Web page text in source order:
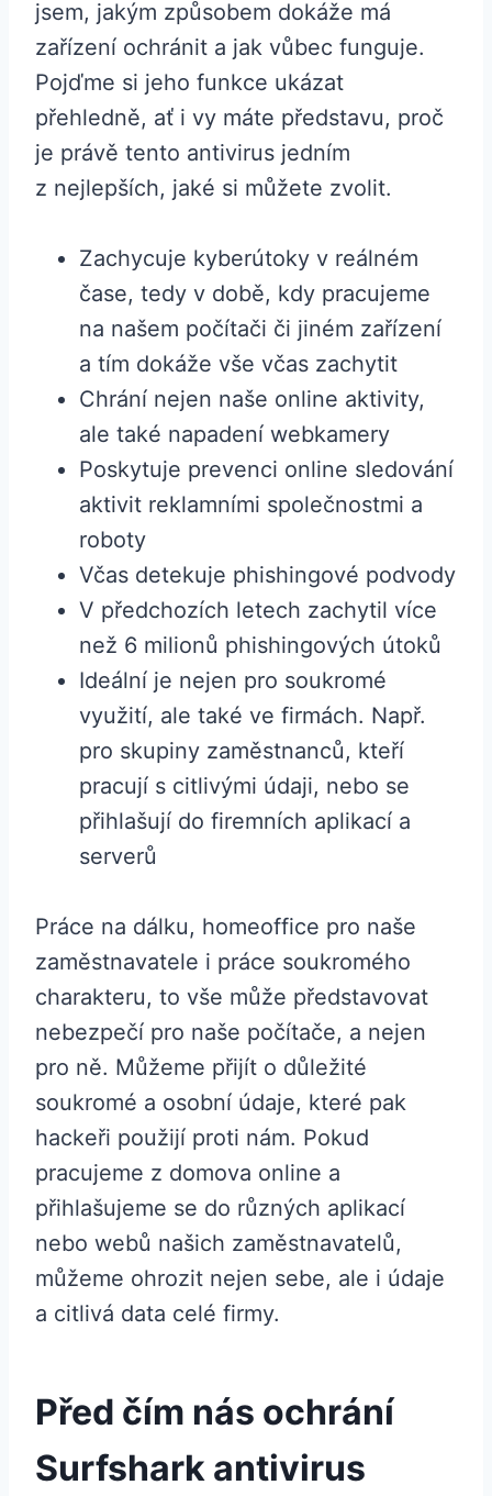
jsem, jakým způsobem dokáže má
zařízení ochránit a jak vůbec funguje.
Pojďme si jeho funkce ukázat
přehledně, ať i vy máte představu, proč
je právě tento antivirus jedním
z nejlepších, jaké si můžete zvolit.
Zachycuje kyberútoky v reálném
čase, tedy v době, kdy pracujeme
na našem počítači či jiném zařízení
a tím dokáže vše včas zachytit
Chrání nejen naše online aktivity,
ale také napadení webkamery
Poskytuje prevenci online sledování
aktivit reklamními společnostmi a
roboty
Včas detekuje phishingové podvody
V předchozích letech zachytil více
než 6 milionů phishingových útoků
Ideální je nejen pro soukromé
využití, ale také ve firmách. Např.
pro skupiny zaměstnanců, kteří
pracují s citlivými údaji, nebo se
přihlašují do firemních aplikací a
serverů
Práce na dálku, homeoffice pro naše
zaměstnavatele i práce soukromého
charakteru, to vše může představovat
nebezpečí pro naše počítače, a nejen
pro ně. Můžeme přijít o důležité
soukromé a osobní údaje, které pak
hackeři použijí proti nám. Pokud
pracujeme z domova online a
přihlašujeme se do různých aplikací
nebo webů našich zaměstnavatelů,
můžeme ohrozit nejen sebe, ale i údaje
a citlivá data celé firmy.
Před čím nás ochrání
Surfshark antivirus